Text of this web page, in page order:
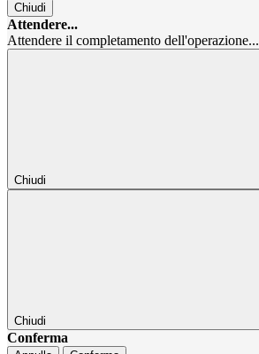
Chiudi
Attendere...
Attendere il completamento dell'operazione...
Chiudi
Chiudi
Conferma